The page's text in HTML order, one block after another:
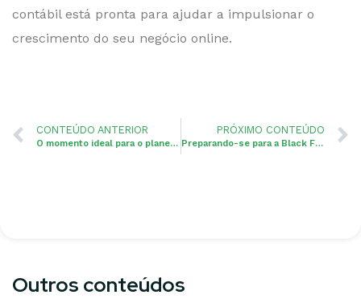
contábil está pronta para ajudar a impulsionar o
crescimento do seu negócio online.
CONTEÚDO ANTERIOR
O momento ideal para o planejamento tributário com inteligência contábil
PRÓXIMO CONTEÚDO
Preparando-se para a Black Friday: Dicas de planejamento tributário para e-commerce
Outros conteúdos